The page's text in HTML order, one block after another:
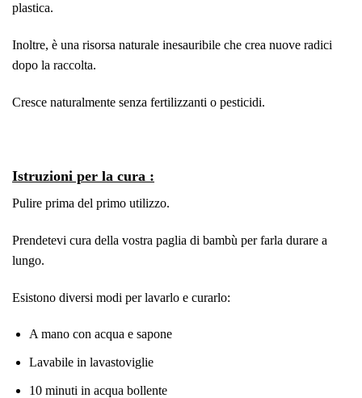
plastica.
Inoltre, è una risorsa naturale inesauribile che crea nuove radici
dopo la raccolta.
Cresce naturalmente senza fertilizzanti o pesticidi.
Istruzioni per la cura :
Pulire prima del primo utilizzo.
Prendetevi cura della vostra paglia di bambù per farla durare a
lungo.
Esistono diversi modi per lavarlo e curarlo:
A mano con acqua e sapone
Lavabile in lavastoviglie
10 minuti in acqua bollente